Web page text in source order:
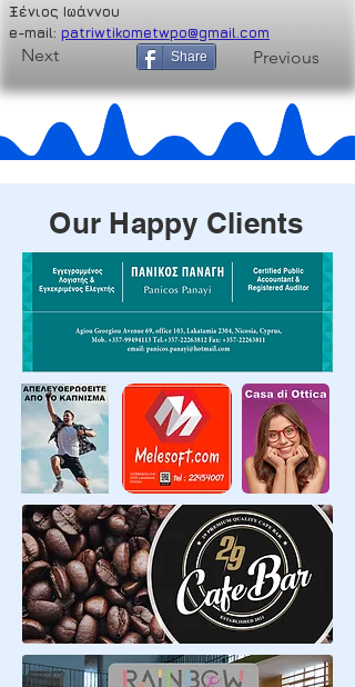
Ξένιος Ιωάννου
e-mail: patriwtikometwpo@gmail.com
Next Share Previous
Our Happy Clients